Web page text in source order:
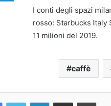
I conti degli spazi
rosso: Starbucks Italy
11 milioni del 2019.
caffè